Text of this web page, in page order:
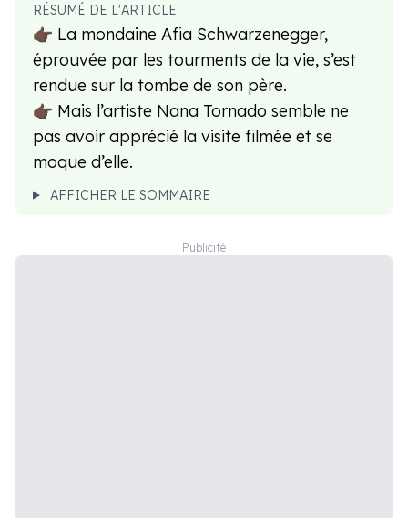
RÉSUMÉ DE L'ARTICLE
👉🏿 La mondaine Afia Schwarzenegger,
éprouvée par les tourments de la vie, s’est
rendue sur la tombe de son père.
👉🏿 Mais l’artiste Nana Tornado semble ne
pas avoir apprécié la visite filmée et se
moque d’elle.
AFFICHER LE SOMMAIRE